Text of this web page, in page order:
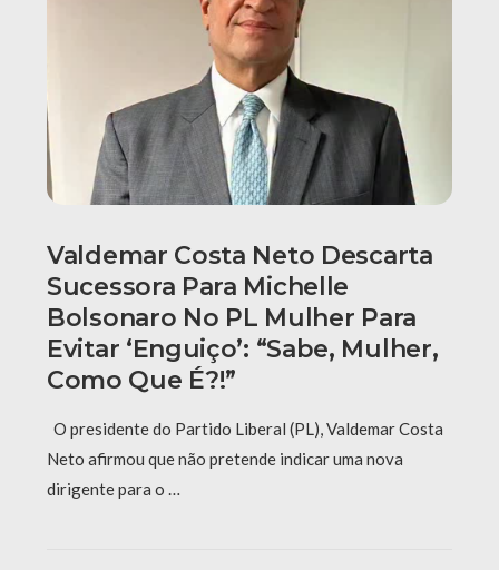
Valdemar Costa Neto Descarta
Sucessora Para Michelle
Bolsonaro No PL Mulher Para
Evitar ‘enguiço’: “Sabe, Mulher,
Como Que É?!”
O presidente do Partido Liberal (PL), Valdemar Costa
Neto afirmou que não pretende indicar uma nova
dirigente para o …